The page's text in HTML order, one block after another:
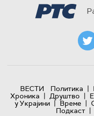
ВЕСТИ Политика |
Хроника | Друштво |
у Украјини | Време |
Подкаст |